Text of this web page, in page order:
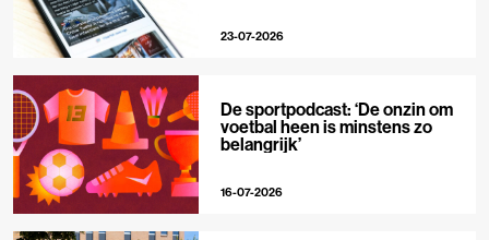
23-07-2026
De sportpodcast: ‘De onzin om
voetbal heen is minstens zo
belangrijk’
16-07-2026